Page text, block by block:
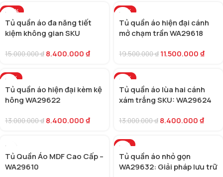
-44%
Tủ quần áo đa năng tiết
kiệm không gian SKU
15.000.000₫ 8.400.000₫
-41%
Tủ quần áo hiện đại cánh
mở chạm trần WA29618
19.500.000₫ 11.500.000₫
-35%
Tủ quần áo hiện đại kèm kệ
hông WA29622
13.000.000₫ 8.400.000₫
-35%
Tủ quần áo lùa hai cánh
xám trắng SKU: WA29624
13.000.000₫ 8.400.000₫
Tủ Quần Áo MDF Cao Cấp –
WA29610
-15%
Tủ quần áo nhỏ gọn
WA29632: Giải pháp lưu trữ